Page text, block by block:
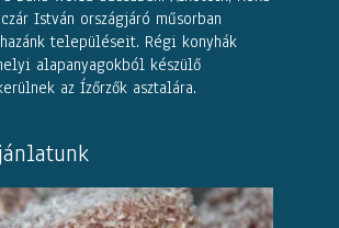
István országjáró műsorban
településeit. Régi konyhák
alapanyagokból készülő
az Ízőrzők asztalára.